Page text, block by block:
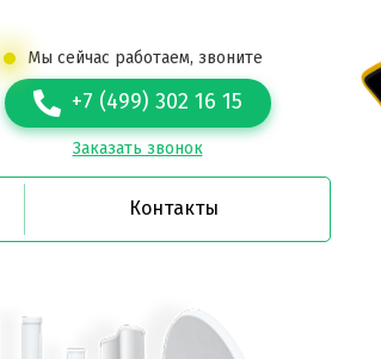
Мы сейчас работаем, звоните
+7 (499) 302 16 15
Заказать звонок
Контакты